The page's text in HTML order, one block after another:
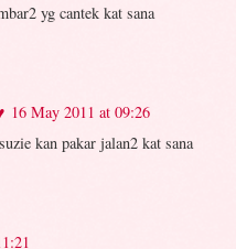
yg cantek kat sana
16 May 2011 at 09:26
kan pakar jalan2 kat sana